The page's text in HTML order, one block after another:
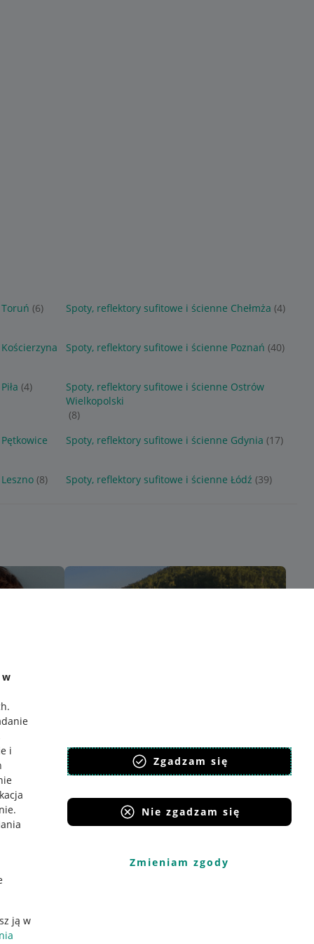
w
.
i
.
ją w
Zgadzam się
Nie zgadzam się
Zmieniam zgody
(6) Spoty, reflektory sufitowe i ścienne Chełmża (4)
Spoty, reflektory sufitowe i ścienne Poznań (40)
(4)
Spoty, reflektory sufitowe i ścienne Ostrów
Wielkopolski
(8)
Spoty, reflektory sufitowe i ścienne Gdynia (17)
(8) Spoty, reflektory sufitowe i ścienne Łódź (39)